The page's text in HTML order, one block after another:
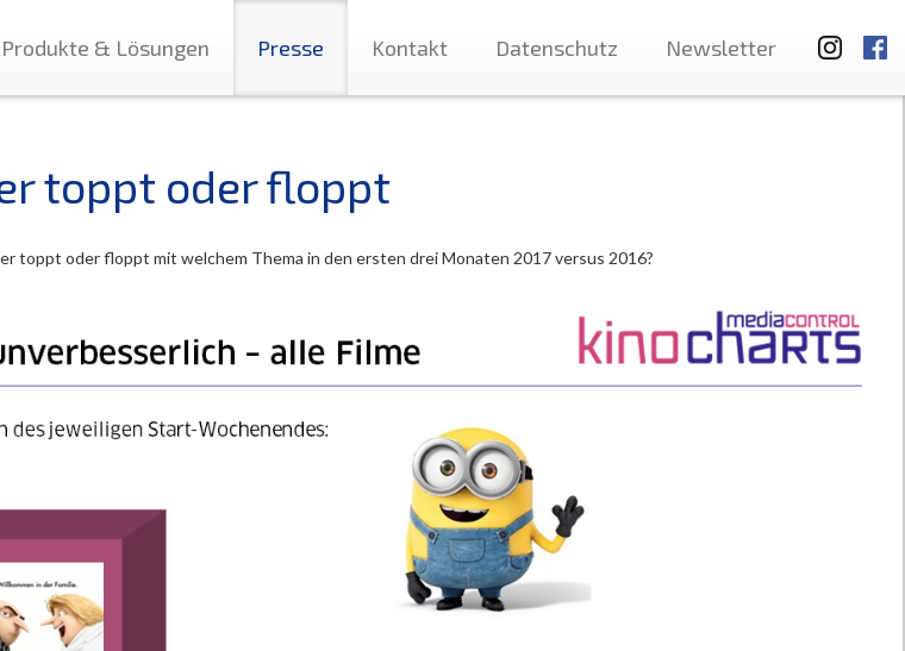
Produkte & Lösungen Presse Kontakt Datenschutz Newsletter
toppt oder floppt
toppt oder floppt mit welchem Thema in den ersten drei Monaten 2017 versus 2016?